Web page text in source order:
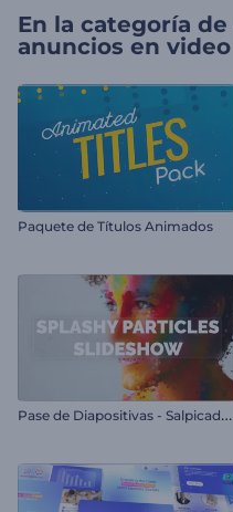
En la categoría de
anuncios en video
Paquete de Títulos Animados
P
ase de Diapositivas - Salpicadura de Partículas